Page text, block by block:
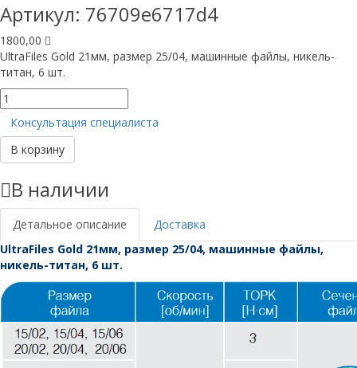
Артикул: 76709e6717d4
1800,00
UltraFiles Gold 21мм, размер 25/04, машинные файлы, никель-
титан, 6 шт.
Количество
товара
UltraFiles
Gold
21мм,
25/04
Консультация специалиста
В корзину
В наличии
Детальное описание
Доставка
UltraFiles Gold 21мм, размер 25/04, машинные файлы,
никель-титан, 6 шт.